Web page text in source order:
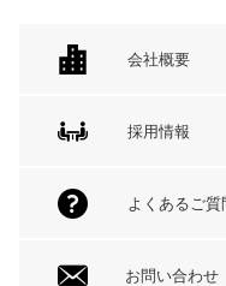
会社概要
採用情報
よくあるご質
お問い合わせ